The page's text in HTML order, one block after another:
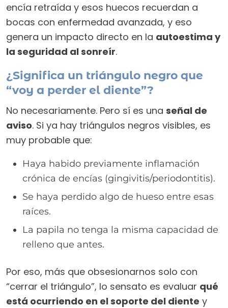
encía retraída y esos huecos recuerdan a
bocas con enfermedad avanzada, y eso
genera un impacto directo en la autoestima y
la seguridad al sonreír.
¿Significa un triángulo negro que
“voy a perder el diente”?
No necesariamente. Pero sí es una señal de
aviso. Si ya hay triángulos negros visibles, es
muy probable que:
Haya habido previamente inflamación
crónica de encías (gingivitis/periodontitis).
Se haya perdido algo de hueso entre esas
raíces.
La papila no tenga la misma capacidad de
relleno que antes.
Por eso, más que obsesionarnos solo con
“cerrar el triángulo”, lo sensato es evaluar qué
está ocurriendo en el soporte del diente y